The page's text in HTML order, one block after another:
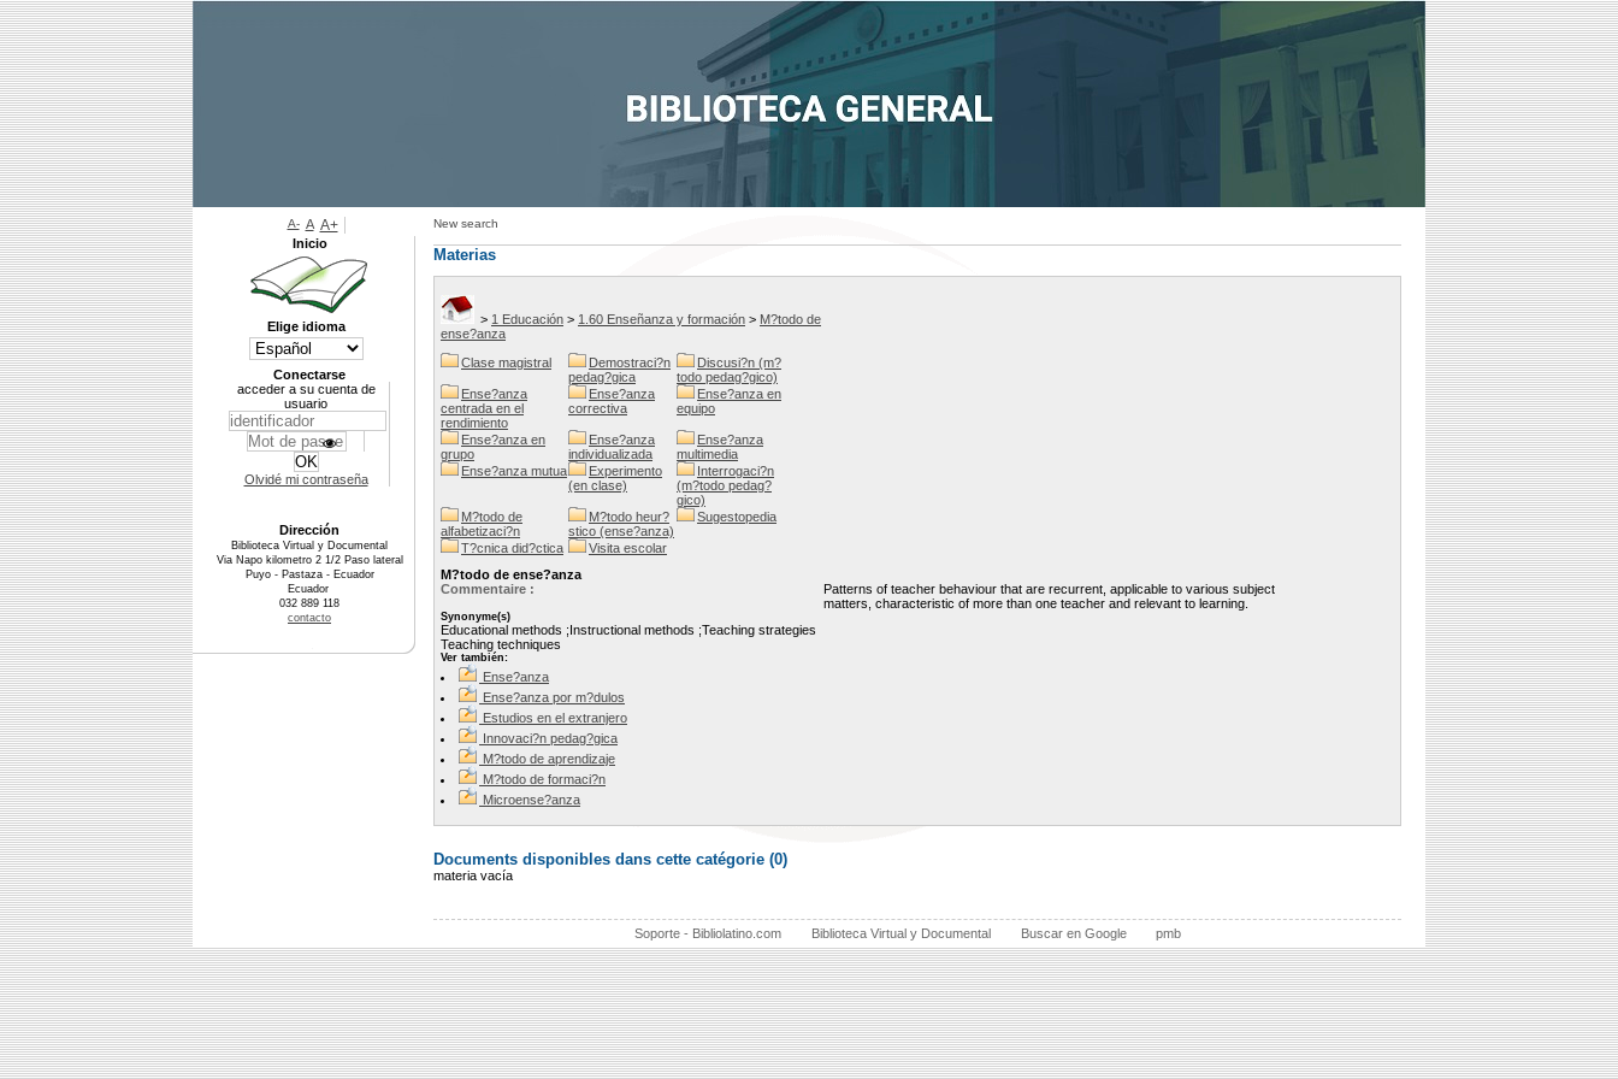
New search
Materias
> 1 Educación > 1.60 Enseñanza y formación > M?todo de
ense?anza
Clase magistral
Demostraci?n
pedag?gica
Discusi?n (m?
todo pedag?gico)
Ense?anza
centrada en el
rendimiento
Ense?anza
correctiva
Ense?anza en
equipo
Ense?anza en
grupo
Ense?anza
individualizada
Ense?anza
multimedia
Ense?anza mutua
Experimento
(en clase)
Interrogaci?n
(m?todo pedag?
gico)
M?todo de
alfabetizaci?n
M?todo heur?
stico (ense?anza)
Sugestopedia
T?cnica did?ctica
Visita escolar
M?todo de ense?anza
Commentaire :
Patterns of teacher behaviour that are recurrent, applicable to various subject
matters, characteristic of more than one teacher and relevant to learning.
Synonyme(s)
Educational methods ;Instructional methods ;Teaching strategies
Teaching techniques
Ver también:
Ense?anza
Ense?anza por m?dulos
Estudios en el extranjero
Innovaci?n pedag?gica
M?todo de aprendizaje
M?todo de formaci?n
Microense?anza
Documents disponibles dans cette catégorie (0)
materia vacía
Soporte - Bibliolatino.com Biblioteca Virtual y Documental Buscar en Google pmb
A- A A+
Inicio
Elige idioma
Conectarse
acceder a su cuenta de
usuario
Olvidé mi contraseña
Dirección
Biblioteca Virtual y Documental
Via Napo kilometro 2 1/2 Paso lateral
Puyo - Pastaza - Ecuador
Ecuador
032 889 118
contacto